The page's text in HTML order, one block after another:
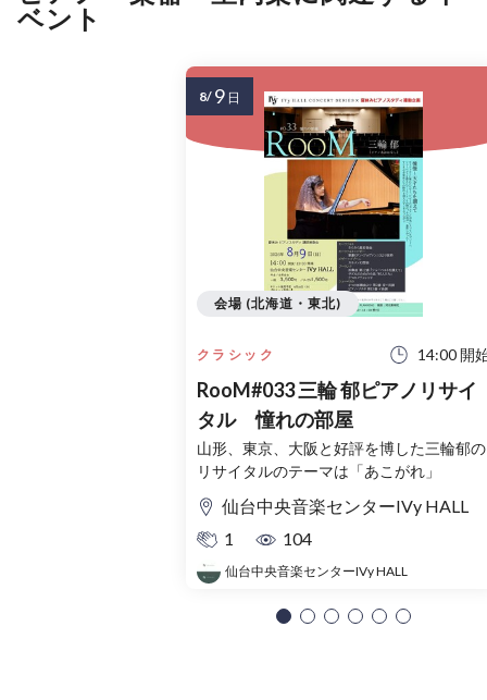
ベント
クラシック 14:00 開
RooM#033 三輪 郁ピアノリサイ
タル 憧れの部屋
山形、東京、大阪と好評を博した三輪郁の
リサイタルのテーマは「あこがれ」
仙台中央音楽センターIVy HALL
1
104
仙台中央音楽センターIVy HALL
会場 (北海道・東北)
8/ 9 日